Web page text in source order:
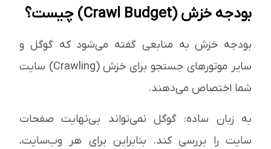
بودجه خزش (Crawl Budget) چیست؟
بودجه خزش به منابعی گفته می‌شود که گوگل و
سایر موتورهای جستجو برای خزش (Crawling) سایت
شما اختصاص می‌دهند.
به زبان ساده: گوگل نمی‌تواند بی‌نهایت صفحات
سایت را بررسی کند. بنابراین برای هر وب‌سایت،